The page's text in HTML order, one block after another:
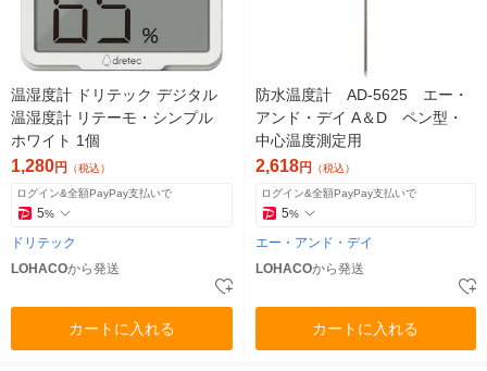
温湿度計 ドリテック デジタル
温湿度計 リテーモ・シンプル
ホワイト 1個
1,280円 （税込）
ログイン&全額PayPay支払いで
5%
ドリテック
LOHACOから発送
カートに入れる
防水温度計 AD-5625 エー・
アンド・デイ A＆D ペン型・
中心温度測定用
2,618円 （税込）
ログイン&全額PayPay支払いで
5%
エー・アンド・デイ
LOHACOから発送
カートに入れる